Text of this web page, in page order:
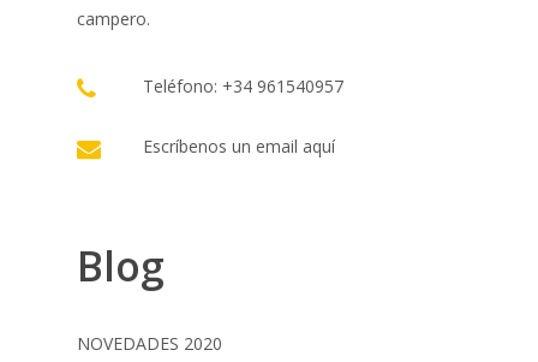
campero.
Teléfono: +34 961540957
Escríbenos un email aquí
Blog
NOVEDADES 2020